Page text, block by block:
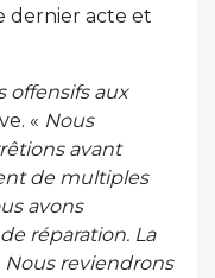
dernier acte et
offensifs aux
« Nous
avant
de multiples
avons
réparation. La
reviendrons